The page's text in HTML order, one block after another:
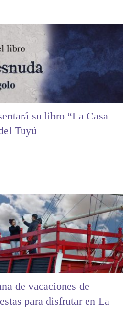
su libro “La Casa
Tuyú
de vacaciones de
para disfrutar en La